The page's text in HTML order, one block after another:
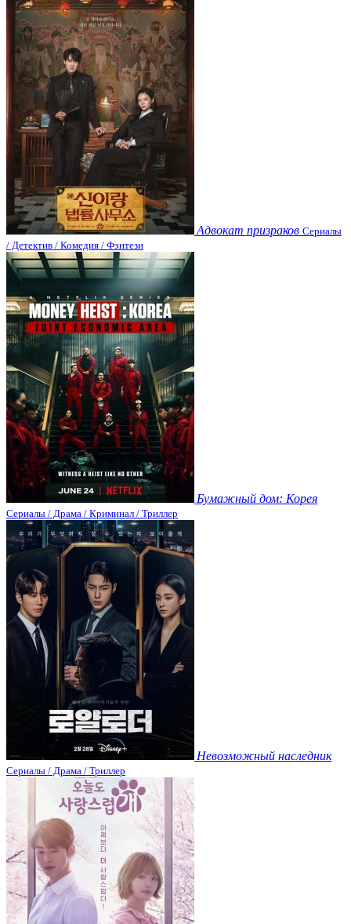
Адвокат призраков Сериалы
/ Детектив / Комедия / Фэнтези
Бумажный дом: Корея
Сериалы / Драма / Криминал / Триллер
Невозможный наследник
Сериалы / Драма / Триллер